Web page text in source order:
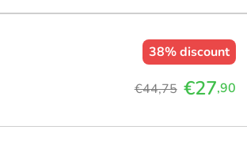
38%discount
€44,75 €27,90